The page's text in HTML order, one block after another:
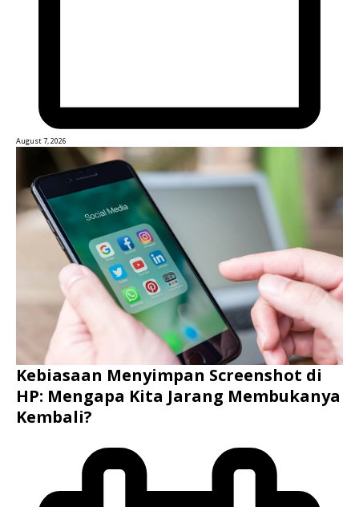
August 7, 2026
Kebiasaan Menyimpan Screenshot di
HP: Mengapa Kita Jarang Membukanya
Kembali?